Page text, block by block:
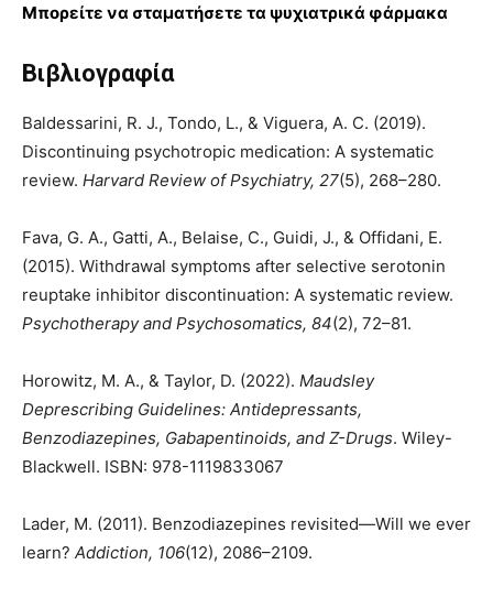
Μπορείτε να σταματήσετε τα ψυχιατρικά φάρμακα
Βιβλιογραφία
Baldessarini, R. J., Tondo, L., & Viguera, A. C. (2019).
Discontinuing psychotropic medication: A systematic
review. Harvard Review of Psychiatry, 27(5), 268–280.
Fava, G. A., Gatti, A., Belaise, C., Guidi, J., & Offidani, E.
(2015). Withdrawal symptoms after selective serotonin
reuptake inhibitor discontinuation: A systematic review.
Psychotherapy and Psychosomatics, 84(2), 72–81.
Horowitz, M. A., & Taylor, D. (2022). Maudsley
Deprescribing Guidelines: Antidepressants,
Benzodiazepines, Gabapentinoids, and Z-Drugs. Wiley-
Blackwell. ISBN: 978-1119833067
Lader, M. (2011). Benzodiazepines revisited—Will we ever
learn? Addiction, 106(12), 2086–2109.